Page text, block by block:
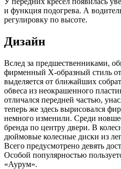
и функция подогрева. А
регулировку по высоте.
Дизайн
Вслед за предшественниками,
фирменный Х-образный стиль
выделяется от ближайших
обвеса из неокрашенного
отличался передней частью,
теперь же здесь вырисовался
немного изменили. Среди
бренда по центру двери. В
дюймовые колесные диски из
Всего предусмотрено девять
Особой популярностью
«Аурум».